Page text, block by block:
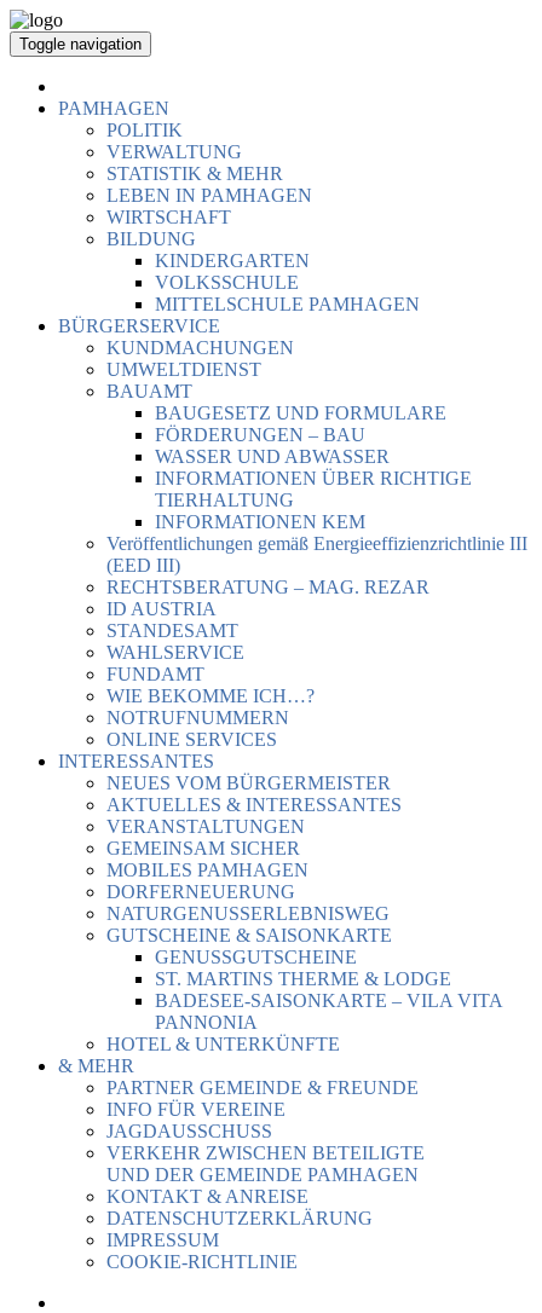
Toggle navigation
PAMHAGEN
POLITIK
VERWALTUNG
STATISTIK & MEHR
LEBEN IN PAMHAGEN
WIRTSCHAFT
BILDUNG
KINDERGARTEN
VOLKSSCHULE
MITTELSCHULE PAMHAGEN
BÜRGERSERVICE
KUNDMACHUNGEN
UMWELTDIENST
BAUAMT
BAUGESETZ UND FORMULARE
FÖRDERUNGEN – BAU
WASSER UND ABWASSER
INFORMATIONEN ÜBER RICHTIGE
TIERHALTUNG
INFORMATIONEN KEM
Veröffentlichungen gemäß Energieeffizienzrichtlinie III
(EED III)
RECHTSBERATUNG – MAG. REZAR
ID AUSTRIA
STANDESAMT
WAHLSERVICE
FUNDAMT
WIE BEKOMME ICH…?
NOTRUFNUMMERN
ONLINE SERVICES
INTERESSANTES
NEUES VOM BÜRGERMEISTER
AKTUELLES & INTERESSANTES
VERANSTALTUNGEN
GEMEINSAM SICHER
MOBILES PAMHAGEN
DORFERNEUERUNG
NATURGENUSSERLEBNISWEG
GUTSCHEINE & SAISONKARTE
GENUSSGUTSCHEINE
ST. MARTINS THERME & LODGE
BADESEE-SAISONKARTE – VILA VITA
PANNONIA
HOTEL & UNTERKÜNFTE
& MEHR
PARTNER GEMEINDE & FREUNDE
INFO FÜR VEREINE
JAGDAUSSCHUSS
VERKEHR ZWISCHEN BETEILIGTE
UND DER GEMEINDE PAMHAGEN
KONTAKT & ANREISE
DATENSCHUTZERKLÄRUNG
IMPRESSUM
COOKIE-RICHTLINIE